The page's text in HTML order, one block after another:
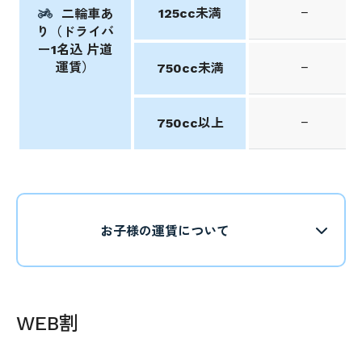
二輪車あ
り（ドライバ
ー1名込 片道
運賃）
125cc未満 −
750cc未満 −
750cc以上 −
お子様の運賃について
WEB割